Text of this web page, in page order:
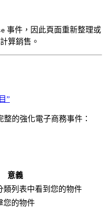
事件，因此頁面重新整理或
算銷售。
”
的強化電子商務事件：
意義
類列表中看到您的物件
您的物件